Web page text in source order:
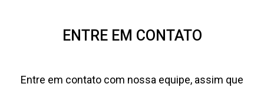
ENTRE EM CONTATO
Entre em contato com nossa equipe, assim que